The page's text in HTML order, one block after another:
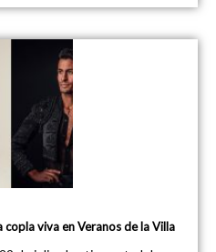
viva en Veranos de la Villa